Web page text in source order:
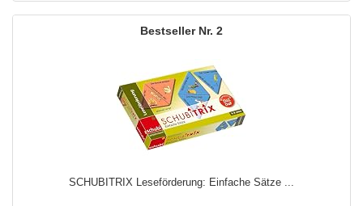
2
SCHUBITRIX Leseförderung: Einfache Sätze ...